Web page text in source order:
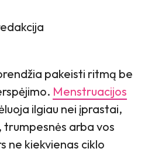
pakeisti ritmą be
Menstruacijos
ilgiau nei įprastai,
arba vos
ne kiekvienas ciklo